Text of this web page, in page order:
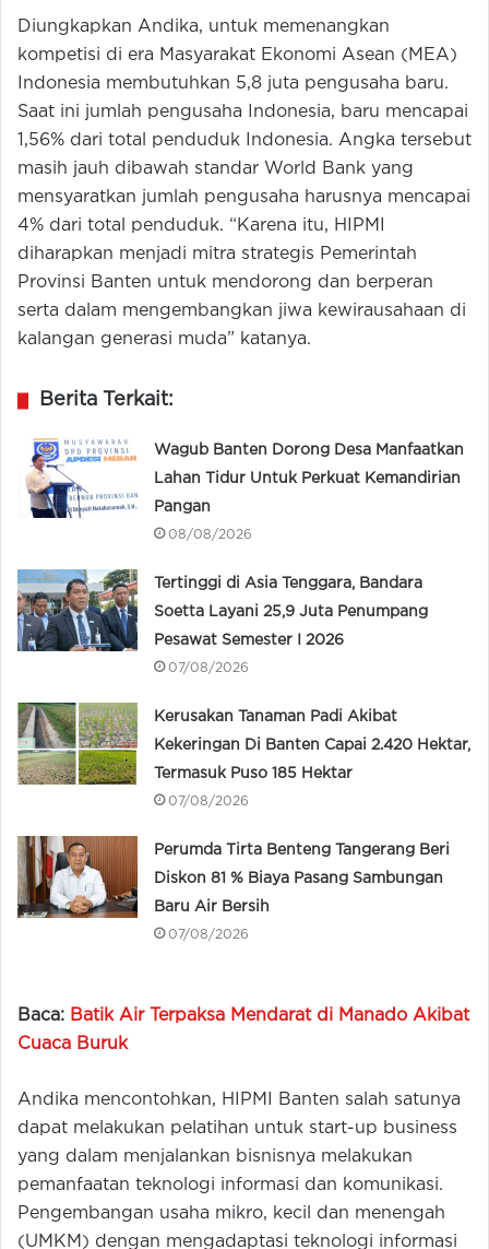
Diungkapkan Andika, untuk memenangkan
kompetisi di era Masyarakat Ekonomi Asean (MEA)
Indonesia membutuhkan 5,8 juta pengusaha baru.
Saat ini jumlah pengusaha Indonesia, baru mencapai
1,56% dari total penduduk Indonesia. Angka tersebut
masih jauh dibawah standar World Bank yang
mensyaratkan jumlah pengusaha harusnya mencapai
4% dari total penduduk. “Karena itu, HIPMI
diharapkan menjadi mitra strategis Pemerintah
Provinsi Banten untuk mendorong dan berperan
serta dalam mengembangkan jiwa kewirausahaan di
kalangan generasi muda” katanya.
Berita Terkait:
Wagub Banten Dorong Desa Manfaatkan
Lahan Tidur Untuk Perkuat Kemandirian
Pangan
08/08/2026
Tertinggi di Asia Tenggara, Bandara
Soetta Layani 25,9 Juta Penumpang
Pesawat Semester I 2026
07/08/2026
Kerusakan Tanaman Padi Akibat
Kekeringan Di Banten Capai 2.420 Hektar,
Termasuk Puso 185 Hektar
07/08/2026
Perumda Tirta Benteng Tangerang Beri
Diskon 81 % Biaya Pasang Sambungan
Baru Air Bersih
07/08/2026
Baca: Batik Air Terpaksa Mendarat di Manado Akibat
Cuaca Buruk
Andika mencontohkan, HIPMI Banten salah satunya
dapat melakukan pelatihan untuk start-up business
yang dalam menjalankan bisnisnya melakukan
pemanfaatan teknologi informasi dan komunikasi.
Pengembangan usaha mikro, kecil dan menengah
(UMKM) dengan mengadaptasi teknologi informasi